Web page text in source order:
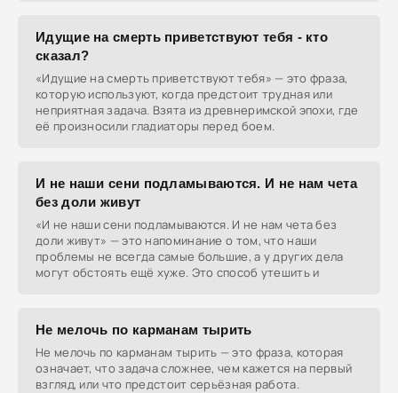
Идущие на смерть приветствуют тебя - кто
сказал?
«Идущие на смерть приветствуют тебя» — это фраза,
которую используют, когда предстоит трудная или
неприятная задача. Взята из древнеримской эпохи, где
её произносили гладиаторы перед боем.
И не наши сени подламываются. И не нам чета
без доли живут
«И не наши сени подламываются. И не нам чета без
доли живут» — это напоминание о том, что наши
проблемы не всегда самые большие, а у других дела
могут обстоять ещё хуже. Это способ утешить и
Не мелочь по карманам тырить
Не мелочь по карманам тырить — это фраза, которая
означает, что задача сложнее, чем кажется на первый
взгляд, или что предстоит серьёзная работа.